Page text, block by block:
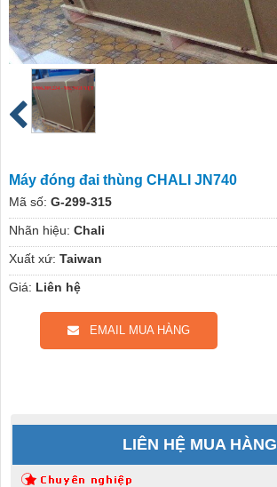
Máy đóng đai thùng CHALI JN740
Mã số: G-299-315
Nhãn hiệu: Chali
Xuất xứ: Taiwan
Giá: Liên hệ
EMAIL MUA HÀNG
LIÊN HỆ MUA HÀNG